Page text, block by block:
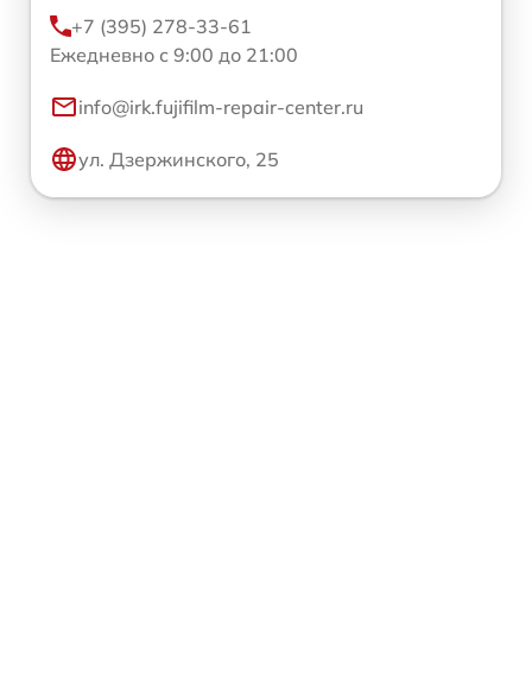
+7 (395) 278-33-61
Ежедневно с 9:00 до 21:00
info@irk.fujifilm-repair-center.ru
ул. Дзержинского, 25